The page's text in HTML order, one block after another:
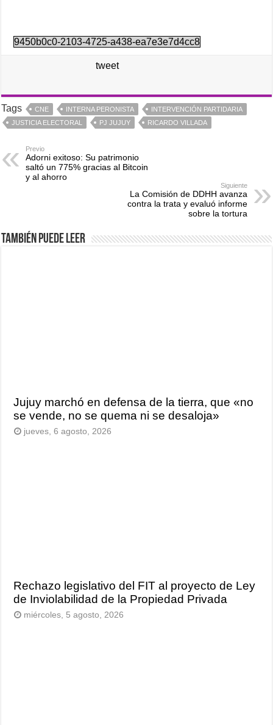
9450b0c0-2103-4725-a438-ea7e3e7d4cc8
tweet
Tags CNE INTERNA PERONISTA
INTERVENCIÓN PARTIDARIA
JUSTICIA ELECTORAL
PJ JUJUY RICARDO VILLADA
Previo
Adorni exitoso: Su patrimonio
saltó un 775% gracias al Bitcoin
y al ahorro
Siguiente
La Comisión de DDHH avanza
contra la trata y evaluó informe
sobre la tortura
También puede leer
Jujuy marchó en defensa de la tierra, que «no
se vende, no se quema ni se desaloja»
jueves, 6 agosto, 2026
Rechazo legislativo del FIT al proyecto de Ley
de Inviolabilidad de la Propiedad Privada
miércoles, 5 agosto, 2026